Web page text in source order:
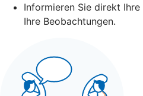
Informieren Sie direkt
Ihre Beobachtungen.